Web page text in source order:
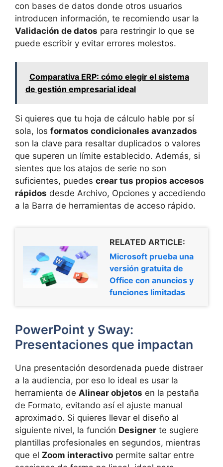
con bases de datos donde otros usuarios
introducen información, te recomiendo usar la
Validación de datos para restringir lo que se
puede escribir y evitar errores molestos.
Comparativa ERP: cómo elegir el sistema
de gestión empresarial ideal
Si quieres que tu hoja de cálculo hable por sí
sola, los formatos condicionales avanzados
son la clave para resaltar duplicados o valores
que superen un límite establecido. Además, si
sientes que los atajos de serie no son
suficientes, puedes crear tus propios accesos
rápidos desde Archivo, Opciones y accediendo
a la Barra de herramientas de acceso rápido.
RELATED ARTICLE:
Microsoft prueba una
versión gratuita de
Office con anuncios y
funciones limitadas
PowerPoint y Sway:
Presentaciones que impactan
Una presentación desordenada puede distraer
a la audiencia, por eso lo ideal es usar la
herramienta de Alinear objetos en la pestaña
de Formato, evitando así el ajuste manual
aproximado. Si quieres llevar el diseño al
siguiente nivel, la función Designer te sugiere
plantillas profesionales en segundos, mientras
que el Zoom interactivo permite saltar entre